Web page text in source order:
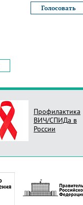
Опрос Оцени
новый стиль
поликлиник